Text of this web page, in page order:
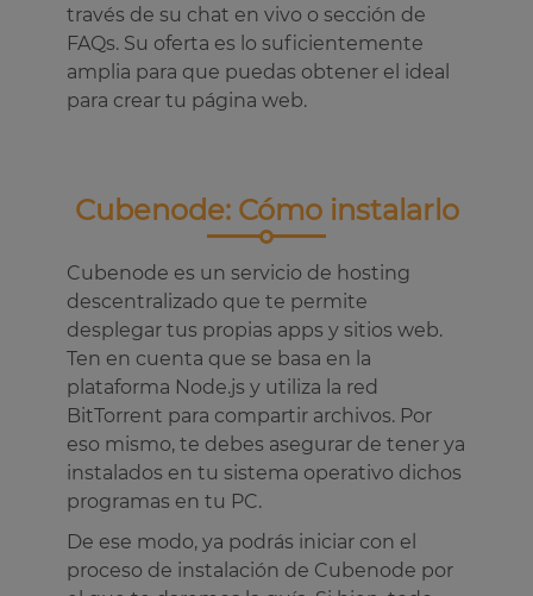
través de su chat en vivo o sección de
FAQs. Su oferta es lo suficientemente
amplia para que puedas obtener el ideal
para crear tu página web.
Cubenode: Cómo instalarlo
Cubenode es un servicio de hosting
descentralizado que te permite
desplegar tus propias apps y sitios web.
Ten en cuenta que se basa en la
plataforma Node.js y utiliza la red
BitTorrent para compartir archivos. Por
eso mismo, te debes asegurar de tener ya
instalados en tu sistema operativo dichos
programas en tu PC.
De ese modo, ya podrás iniciar con el
proceso de instalación de Cubenode por